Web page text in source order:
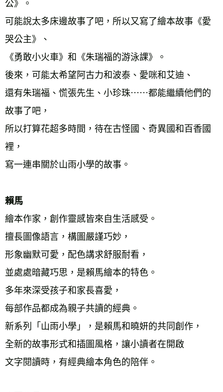
公》。
可能說太多床邊故事了吧，所以又寫了繪本故事《愛
哭公主》、
《勇敢小火車》和《朱瑞福的游泳課》。
後來，可能太希望阿古力和波泰、愛咪和艾迪、
還有朱瑞福、慌張先生、小珍珠⋯⋯都能繼續他們的
故事了吧，
所以打算花超多時間，待在古怪國、奇異國和百香國
裡，
寫一連串關於山雨小學的故事。
賴馬
繪本作家，創作靈感皆來自生活感受。
擅長圖像語言，構圖嚴謹巧妙，
形象幽默可愛，配色講求舒服耐看，
並處處暗藏巧思，是賴馬繪本的特色。
多年來深受孩子和家長喜愛，
每部作品都成為親子共讀的經典。
新系列「山雨小學」，是賴馬和曉妍的共同創作，
全新的故事形式和插圖風格，讓小讀者在開啟
文字閱讀時，有經典繪本角色的陪伴。